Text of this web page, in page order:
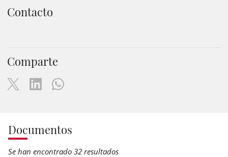
Contacto
Comparte
Documentos
Se han encontrado 32 resultados